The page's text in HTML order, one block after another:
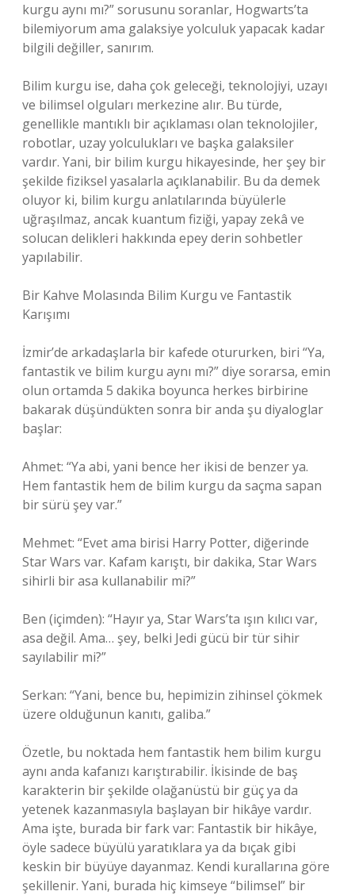
kurgu aynı mı?” sorusunu soranlar, Hogwarts’ta
bilemiyorum ama galaksiye yolculuk yapacak kadar
bilgili değiller, sanırım.
Bilim kurgu ise, daha çok geleceği, teknolojiyi, uzayı
ve bilimsel olguları merkezine alır. Bu türde,
genellikle mantıklı bir açıklaması olan teknolojiler,
robotlar, uzay yolculukları ve başka galaksiler
vardır. Yani, bir bilim kurgu hikayesinde, her şey bir
şekilde fiziksel yasalarla açıklanabilir. Bu da demek
oluyor ki, bilim kurgu anlatılarında büyülerle
uğraşılmaz, ancak kuantum fiziği, yapay zekâ ve
solucan delikleri hakkında epey derin sohbetler
yapılabilir.
Bir Kahve Molasında Bilim Kurgu ve Fantastik
Karışımı
İzmir’de arkadaşlarla bir kafede otururken, biri “Ya,
fantastik ve bilim kurgu aynı mı?” diye sorarsa, emin
olun ortamda 5 dakika boyunca herkes birbirine
bakarak düşündükten sonra bir anda şu diyaloglar
başlar:
Ahmet: “Ya abi, yani bence her ikisi de benzer ya.
Hem fantastik hem de bilim kurgu da saçma sapan
bir sürü şey var.”
Mehmet: “Evet ama birisi Harry Potter, diğerinde
Star Wars var. Kafam karıştı, bir dakika, Star Wars
sihirli bir asa kullanabilir mi?”
Ben (içimden): “Hayır ya, Star Wars’ta ışın kılıcı var,
asa değil. Ama… şey, belki Jedi gücü bir tür sihir
sayılabilir mi?”
Serkan: “Yani, bence bu, hepimizin zihinsel çökmek
üzere olduğunun kanıtı, galiba.”
Özetle, bu noktada hem fantastik hem bilim kurgu
aynı anda kafanızı karıştırabilir. İkisinde de baş
karakterin bir şekilde olağanüstü bir güç ya da
yetenek kazanmasıyla başlayan bir hikâye vardır.
Ama işte, burada bir fark var: Fantastik bir hikâye,
öyle sadece büyülü yaratıklara ya da bıçak gibi
keskin bir büyüye dayanmaz. Kendi kurallarına göre
şekillenir. Yani, burada hiç kimseye “bilimsel” bir